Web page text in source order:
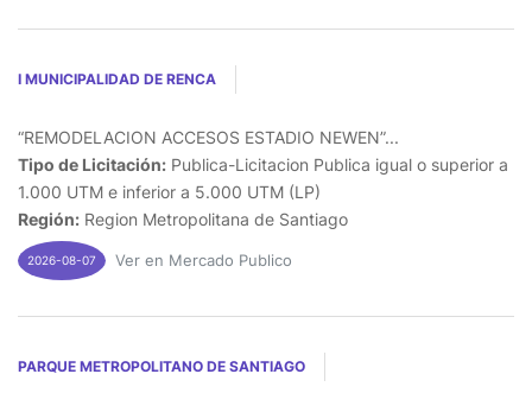
I MUNICIPALIDAD DE RENCA
“REMODELACION ACCESOS ESTADIO NEWEN”...
Tipo de Licitación: Publica-Licitacion Publica igual o superior a
1.000 UTM e inferior a 5.000 UTM (LP)
Región: Region Metropolitana de Santiago
2026-08-07 Ver en Mercado Publico
PARQUE METROPOLITANO DE SANTIAGO